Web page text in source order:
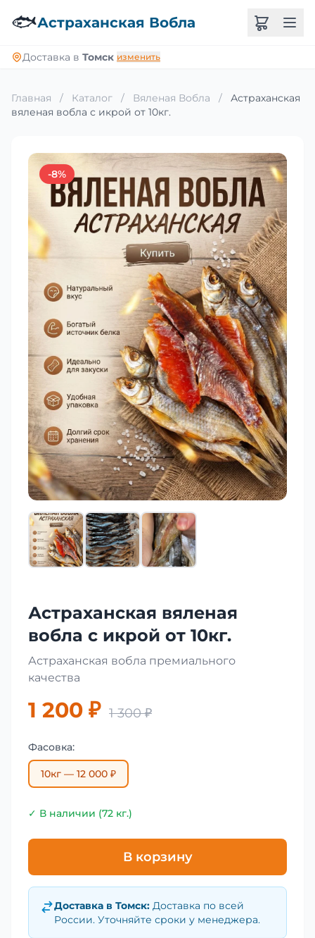
🐟Астраханская Вобла
Доставка в Томск изменить
Главная / Каталог / Вяленая Вобла /
Астраханская
вяленая вобла с икрой от 10кг.
-8%
Астраханская вяленая
вобла с икрой от 10кг.
Астраханская вобла премиального
качества
1 200 ₽ 1 300 ₽
Фасовка:
10кг — 12 000 ₽
✓ В наличии (72 кг.)
В корзину
Доставка в Томск: Доставка по всей
России. Уточняйте сроки у менеджера.